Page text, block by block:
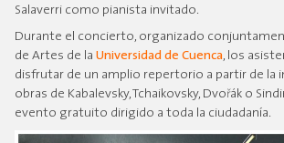
Salaverri como pianista invitado.
Durante el concierto, organizado
de Artes de la Universidad de Cuenca, los
disfrutar de un amplio repertorio a partir de la
obras de Kabalevsky, Tchaikovsky, Dvořák o
evento gratuito dirigido a toda la ciudadanía.